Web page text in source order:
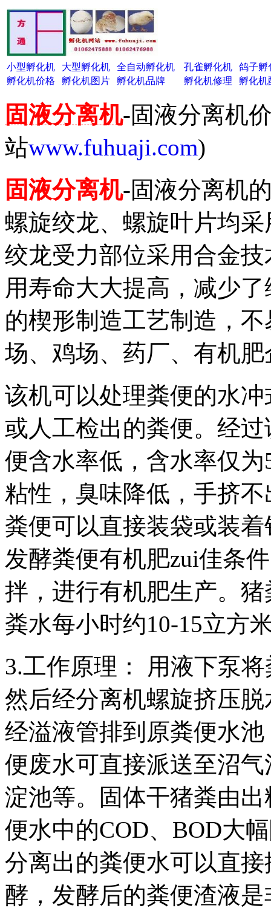
小型孵化机 大型孵化机 全自动孵化机 孔雀孵化机
鸽子孵
孵化机价格
孵化机图片 孵化机品牌 孵化机修理 孵化机
固液分离机-固液分离机
站www.fuhuaji.com)
固液分离机-固液分离机
螺旋绞龙、螺旋叶片均
绞龙受力部位采用合金
用寿命大大提高，减少
的楔形制造工艺制造，
场、鸡场、药厂、有机
该机可以处理粪便的水
或人工检出的粪便。经
便含水率低，含水率仅
粘性，臭味降低，手挤
粪便可以直接装袋或装
发酵粪便有机肥zui佳条
拌，进行有机肥生产。
粪水每小时约10-15立方
3.工作原理： 用液下泵
然后经分离机螺旋挤压
经溢液管排到原粪便水
便废水可直接派送至沼
淀池等。固体干猪粪由
便水中的COD、BOD大
分离出的粪便水可以直
酵，发酵后的粪便渣液